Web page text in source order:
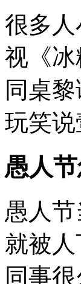
很多
视《
同桌
玩笑说
愚人
愚人
就被
同事